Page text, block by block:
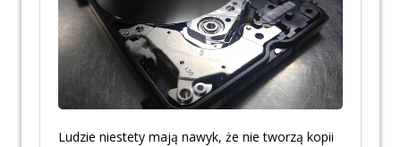
Ludzie niestety mają nawyk, że nie tworzą kopii